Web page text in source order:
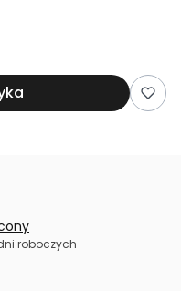
roboczych